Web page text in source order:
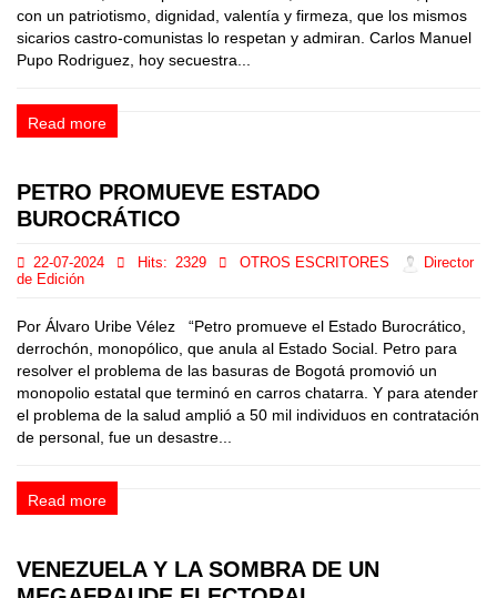
con un patriotismo, dignidad, valentía y firmeza, que los mismos
sicarios castro-comunistas lo respetan y admiran. Carlos Manuel
Pupo Rodriguez, hoy secuestra...
Read more
PETRO PROMUEVE ESTADO
BUROCRÁTICO
22-07-2024 Hits: 2329 OTROS ESCRITORES
Director
de Edición
Por Álvaro Uribe Vélez “Petro promueve el Estado Burocrático,
derrochón, monopólico, que anula al Estado Social. Petro para
resolver el problema de las basuras de Bogotá promovió un
monopolio estatal que terminó en carros chatarra. Y para atender
el problema de la salud amplió a 50 mil individuos en contratación
de personal, fue un desastre...
Read more
VENEZUELA Y LA SOMBRA DE UN